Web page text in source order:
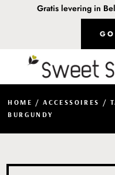
Gratis levering in
HOME /ACCESSOIRES /
BURGUNDY